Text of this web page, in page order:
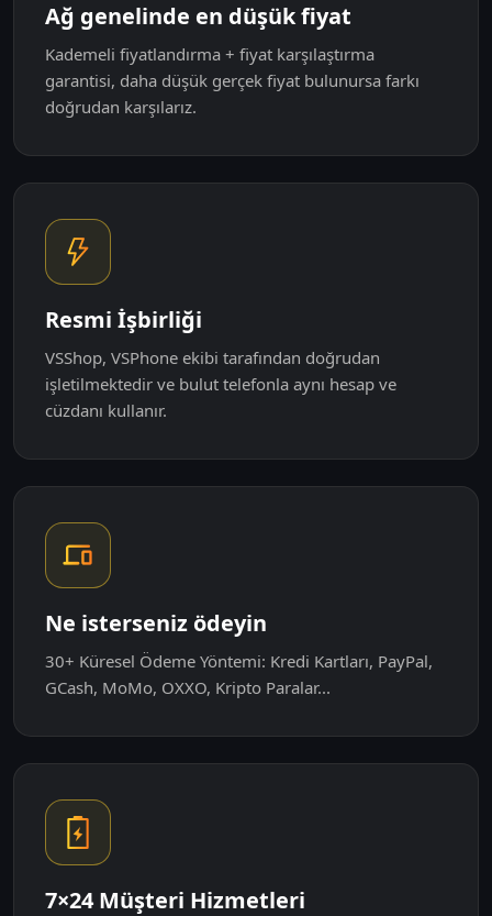
Ağ genelinde en düşük fiyat
Kademeli fiyatlandırma + fiyat karşılaştırma
garantisi, daha düşük gerçek fiyat bulunursa farkı
doğrudan karşılarız.
Resmi İşbirliği
VSShop, VSPhone ekibi tarafından doğrudan
işletilmektedir ve bulut telefonla aynı hesap ve
cüzdanı kullanır.
Ne isterseniz ödeyin
30+ Küresel Ödeme Yöntemi: Kredi Kartları, PayPal,
GCash, MoMo, OXXO, Kripto Paralar...
7×24 Müşteri Hizmetleri